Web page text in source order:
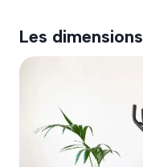
Les dimensions